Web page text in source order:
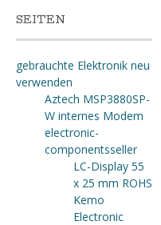
SEITEN
gebrauchte Elektronik neu
verwenden
Aztech MSP3880SP-
W internes Modem
electronic-
componentsseller
LC-Display 55
x 25 mm ROHS
Kemo
Electronic